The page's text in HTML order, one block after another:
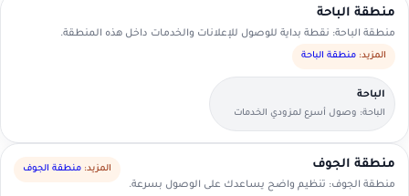
منطقة الباحة
منطقة الباحة: نقطة بداية للوصول للإعلانات والخدمات داخل هذه المنطقة.
المزيد: منطقة الباحة
الباحة
الباحة: وصول أسرع لمزودي الخدمات
القريبين منك.
منطقة الجوف
منطقة الجوف: تنظيم واضح يساعدك على الوصول بسرعة.
المزيد: منطقة الجوف